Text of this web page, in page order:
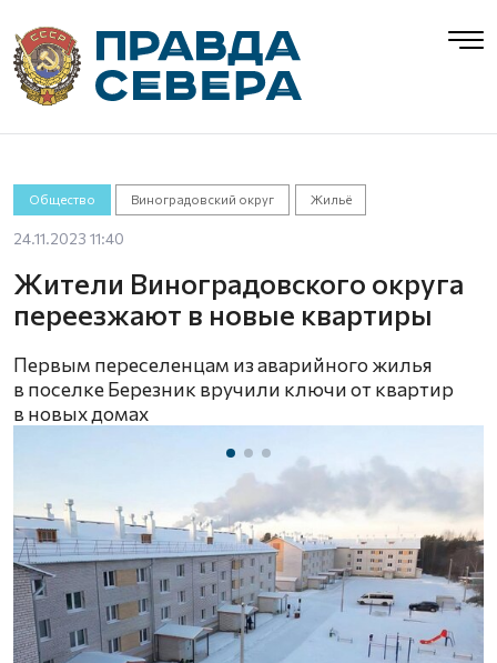
Общество Виноградовский округ Жильё
24.11.2023 11:40
Жители Виноградовского округа
переезжают в новые квартиры
Первым переселенцам из аварийного жилья
в поселке Березник вручили ключи от квартир
в новых домах